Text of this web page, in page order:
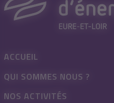
ACCUEIL
QUI SOMMES NOUS ?
NOS ACTIVITÉS